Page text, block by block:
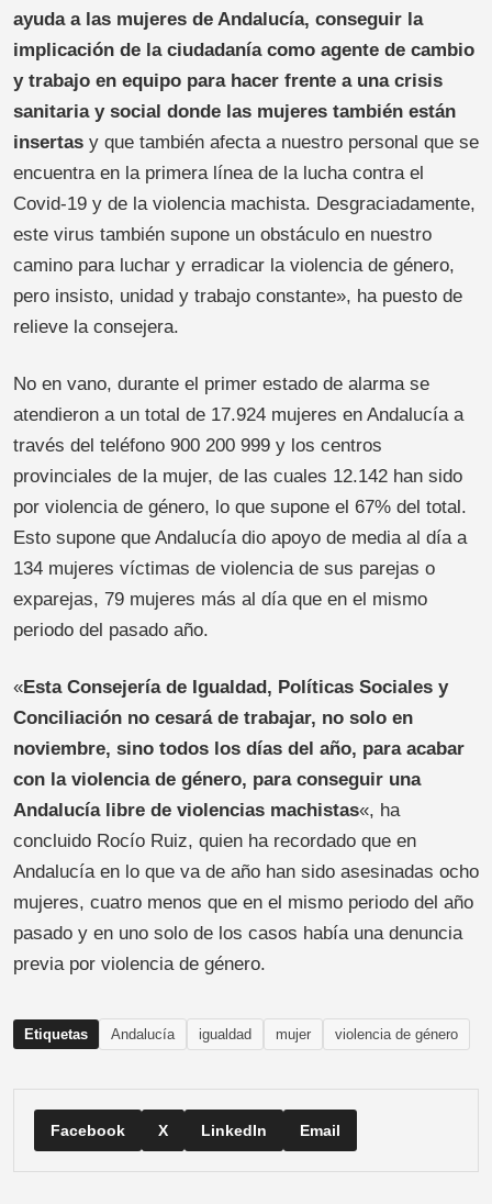
ayuda a las mujeres de Andalucía, conseguir la
implicación de la ciudadanía como agente de cambio
y trabajo en equipo para hacer frente a una crisis
sanitaria y social donde las mujeres también están
insertas y que también afecta a nuestro personal que se
encuentra en la primera línea de la lucha contra el
Covid-19 y de la violencia machista. Desgraciadamente,
este virus también supone un obstáculo en nuestro
camino para luchar y erradicar la violencia de género,
pero insisto, unidad y trabajo constante», ha puesto de
relieve la consejera.
No en vano, durante el primer estado de alarma se
atendieron a un total de 17.924 mujeres en Andalucía a
través del teléfono 900 200 999 y los centros
provinciales de la mujer, de las cuales 12.142 han sido
por violencia de género, lo que supone el 67% del total.
Esto supone que Andalucía dio apoyo de media al día a
134 mujeres víctimas de violencia de sus parejas o
exparejas, 79 mujeres más al día que en el mismo
periodo del pasado año.
«Esta Consejería de Igualdad, Políticas Sociales y
Conciliación no cesará de trabajar, no solo en
noviembre, sino todos los días del año, para acabar
con la violencia de género, para conseguir una
Andalucía libre de violencias machistas«, ha
concluido Rocío Ruiz, quien ha recordado que en
Andalucía en lo que va de año han sido asesinadas ocho
mujeres, cuatro menos que en el mismo periodo del año
pasado y en uno solo de los casos había una denuncia
previa por violencia de género.
Etiquetas Andalucía igualdad mujer violencia de género
Facebook X LinkedIn Email